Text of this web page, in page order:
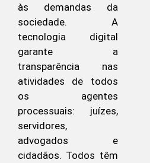
às demandas da
sociedade. A
tecnologia digital
garante a
transparência nas
atividades de todos
os agentes
processuais: juízes,
servidores,
advogados e
cidadãos. Todos têm